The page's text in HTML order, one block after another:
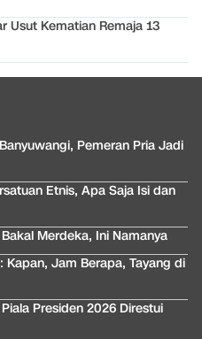
Usut Kematian Remaja 13
Pemeran Pria Jadi
Etnis, Apa Saja Isi dan
Merdeka, Ini Namanya
Jam Berapa, Tayang di
Presiden 2026 Direstui